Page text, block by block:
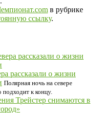
в рубрике
ссылку.
рассказали о жизни
Полярная ночь на севере
подходит к концу.